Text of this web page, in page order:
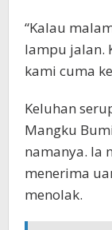
“Kalau
lampu jalan.
kami cuma
Keluhan
Mangku
namanya. Ia
menerima
menolak.